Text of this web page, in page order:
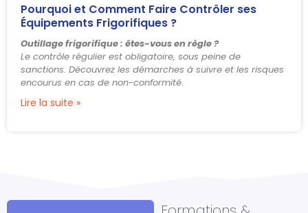
Pourquoi et Comment Faire Contrôler ses
Équipements Frigorifiques ?
Outillage frigorifique : êtes-vous en règle ?
Le contrôle régulier est obligatoire, sous peine de
sanctions. Découvrez les démarches à suivre et les risques
encourus en cas de non-conformité.
Lire la suite »